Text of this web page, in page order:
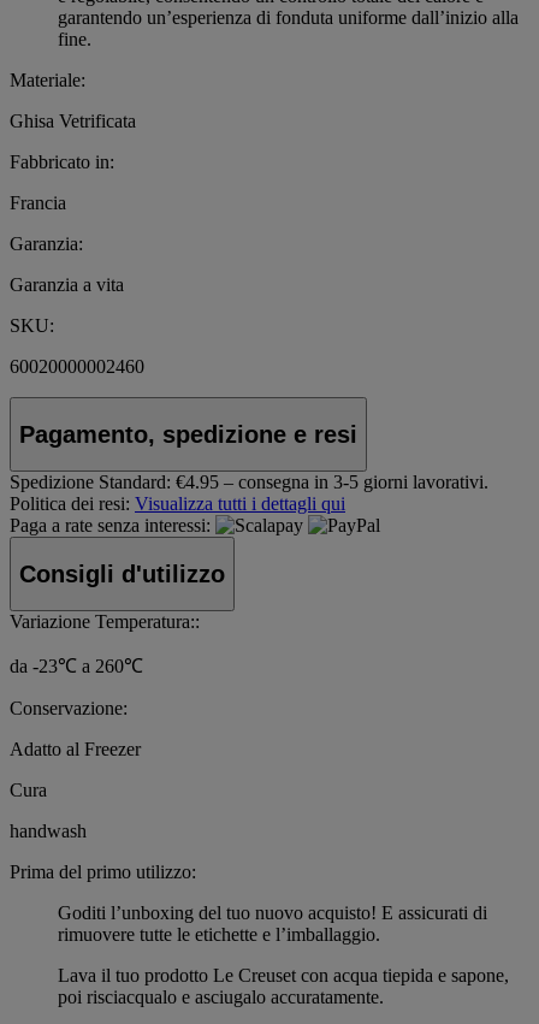
garantendo un’esperienza di fonduta uniforme dall’inizio alla
fine.
Materiale:
Ghisa Vetrificata
Fabbricato in:
Francia
Garanzia:
Garanzia a vita
SKU:
60020000002460
Pagamento, spedizione e resi
Spedizione Standard: €4.95 – consegna in 3-5 giorni lavorativi.
Politica dei resi: Visualizza tutti i dettagli qui
Paga a rate senza interessi:
Consigli d'utilizzo
Variazione Temperatura::
da -23℃ a 260℃
Conservazione:
Adatto al Freezer
Cura
handwash
Prima del primo utilizzo:
Goditi l’unboxing del tuo nuovo acquisto! E assicurati di
rimuovere tutte le etichette e l’imballaggio.
Lava il tuo prodotto Le Creuset con acqua tiepida e sapone,
poi risciacqualo e asciugalo accuratamente.